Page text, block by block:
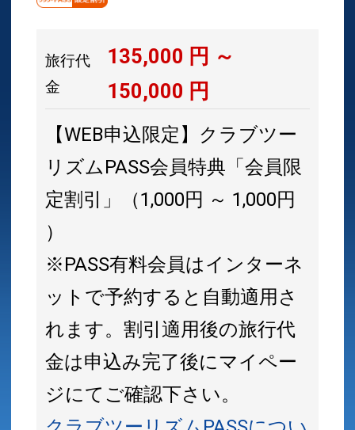
旅行代
金
135,000 円 ～
150,000 円
【WEB申込限定】クラブツー
リズムPASS会員特典「会員限
定割引」（1,000円 ～ 1,000円
）
※PASS有料会員はインターネ
ットで予約すると自動適用さ
れます。割引適用後の旅行代
金は申込み完了後にマイペー
ジにてご確認下さい。